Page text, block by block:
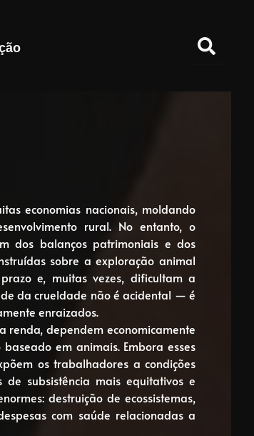
economias nacionais, moldando
rural. No entanto, o
dos balanços patrimoniais e dos
sobre a exploração animal
e, muitas vezes, dificultam a
da crueldade não é acidental — é
enraizados.
renda, dependem economicamente
em animais. Embora esses
os trabalhadores a condições
subsistência mais equitativos e
destruição de ecossistemas,
com saúde relacionadas a